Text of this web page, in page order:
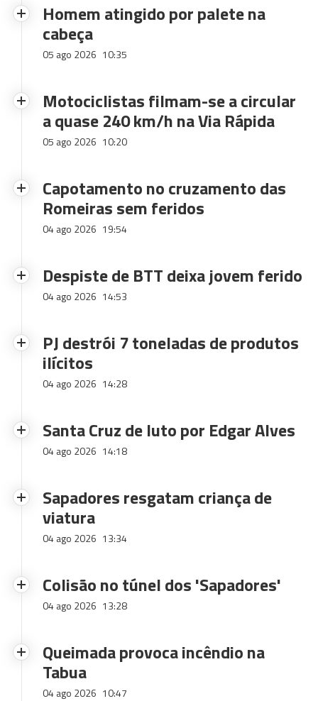
Homem atingido por palete na
cabeça
05 ago 2026 10:35
Motociclistas filmam-se a circular
a quase 240 km/h na Via Rápida
05 ago 2026 10:20
Capotamento no cruzamento das
Romeiras sem feridos
04 ago 2026 19:54
Despiste de BTT deixa jovem ferido
04 ago 2026 14:53
PJ destrói 7 toneladas de produtos
ilícitos
04 ago 2026 14:28
Santa Cruz de luto por Edgar Alves
04 ago 2026 14:18
Sapadores resgatam criança de
viatura
04 ago 2026 13:34
Colisão no túnel dos 'Sapadores'
04 ago 2026 13:28
Queimada provoca incêndio na
Tabua
04 ago 2026 10:47